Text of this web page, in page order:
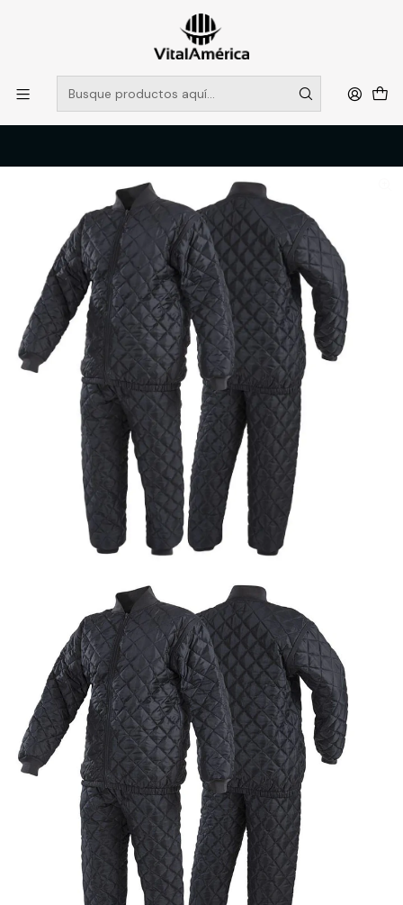
POR SISTEMA FRONTAL SOLO RETIROS EN TIENDA, DESDE
MUCHAS GRACIAS +569 5956 2237
Leer más
Catálogo
VESTIMENTA TECNICA Y CORPORATIVA
ROPA TERMICA Y PRIMERA CAPA
PIJAMA TERMICO BLACK BULL DESMONTABLE AZUL T/L